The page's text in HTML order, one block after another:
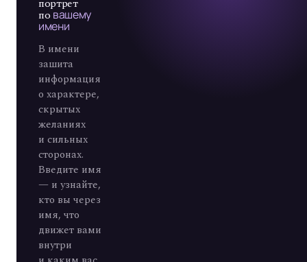
портрет
по вашему
имени
В имени
зашита
информация
о характере,
скрытых
желаниях
и сильных
сторонах.
Введите имя
— и узнайте,
кто вы через
имя, что
движет вами
внутри